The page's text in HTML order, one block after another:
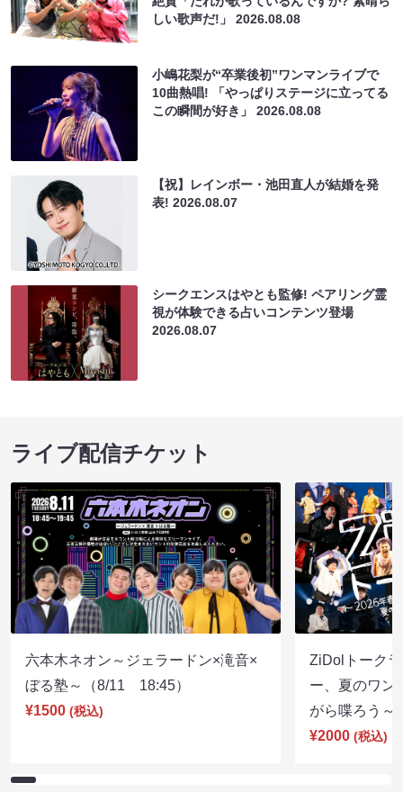
しい歌声だ!」2026.08.08
小嶋花梨が“卒業後初”ワンマンライブで
10曲熱唱! 「やっぱりステージに立ってる
この瞬間が好き」2026.08.08
【祝】レインボー・池田直人が結婚を発
表!2026.08.07
シークエンスはやとも監修! ペアリング霊
視が体験できる占いコンテンツ登場
2026.08.07
ライブ配信チケット
六本木ネオン～ジェラードン×滝音×
ぼる塾～（8/11 18:45）
¥1500 (税込)
ZiDolトーク
ー、夏のワン
がら喋ろう
¥2000 (税込)